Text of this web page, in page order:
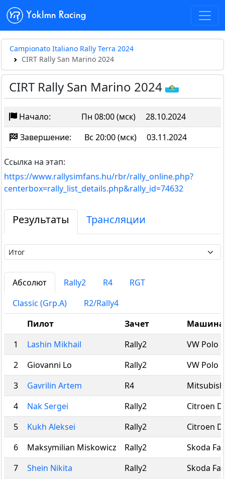
Yoklmn Racing
Campionato Italiano Rally Terra 2024
CIRT Rally San Marino 2024
CIRT Rally San Marino 2024
Начало: Пн 08:00 (мск)
28.10.2024
Завершение:
Вс 20:00 (мск) 03.11.2024
Ссылка на этап:
https://www.rallysimfans.hu/rbr/rally_online.php?
centerbox=rally_list_details.php&rally_id=74632
Результаты Трансляции
Абсолют Rally2 R4
RGT
Classic (Grp.A)
R2/Rally4
Пилот
Зачет
Машина
1
Lashin Mikhail Rally2
VW Polo
2
Giovanni Lo Rally2
VW Polo
3
Gavrilin Artem R4
4
Nak Sergei Rally2
Citroen
5
Kukh Aleksei Rally2
Citroen
6
Maksymilian Miskowicz Rally2
Skoda
7
Shein Nikita Rally2
Skoda